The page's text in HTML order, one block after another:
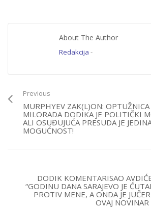
About The Author
Redakcija -
Previous
MURPHYEV ZAK(L)ON:
MILORADA DODIKA JE POLITIČKI
ALI OSUĐUJUĆA PRESUDA JE
MOGUĆNOST!
DODIK KOMENTARISAO
“GODINU DANA SARAJEVO JE
PROTIV MENE, A ONDA JE
OVAJ